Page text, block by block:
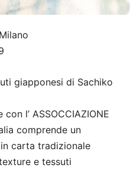
giapponesi di Sachiko
l’ ASSOCCIAZIONE
comprende un
carta tradizionale
e tessuti